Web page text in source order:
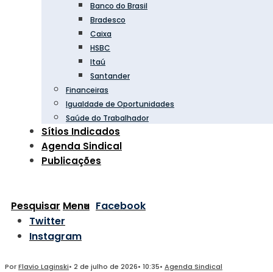
Banco do Brasil
Bradesco
Caixa
HSBC
Itaú
Santander
Financeiras
Igualdade de Oportunidades
Saúde do Trabalhador
Sítios Indicados
Agenda Sindical
Publicações
Pesquisar Menu Facebook
Twitter
Instagram
PorFlavio Laginski• 2 de julho de 2026• 10:35• Agenda Sindical